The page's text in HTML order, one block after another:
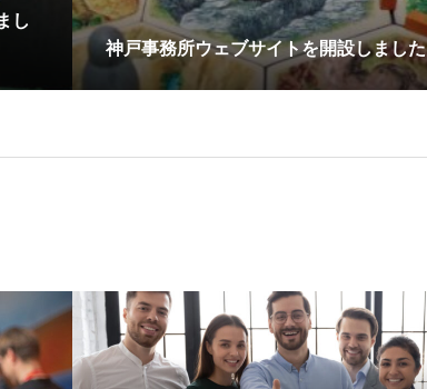
し
神戸事務所ウェブサイトを開設しました